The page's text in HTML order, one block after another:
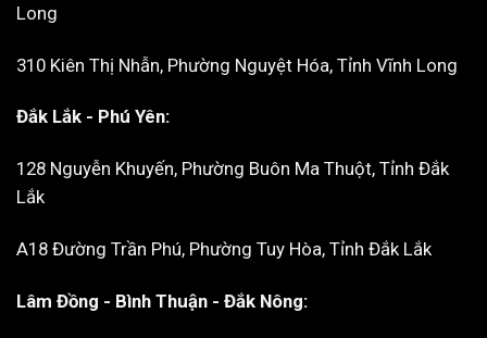
Long
310 Kiên Thị Nhẫn, Phường Nguyệt Hóa, Tỉnh Vĩnh Long
Đắk Lắk - Phú Yên:
128 Nguyễn Khuyến, Phường Buôn Ma Thuột, Tỉnh Đắk
Lắk
A18 Đường Trần Phú, Phường Tuy Hòa, Tỉnh Đắk Lắk
Lâm Đồng - Bình Thuận - Đắk Nông: